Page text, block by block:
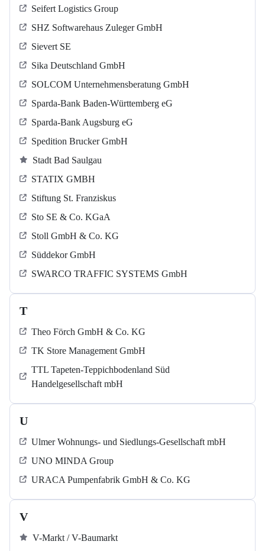
Seifert Logistics Group
SHZ Softwarehaus Zuleger GmbH
Sievert SE
Sika Deutschland GmbH
SOLCOM Unternehmensberatung GmbH
Sparda-Bank Baden-Württemberg eG
Sparda-Bank Augsburg eG
Spedition Brucker GmbH
Stadt Bad Saulgau
STATIX GMBH
Stiftung St. Franziskus
Sto SE & Co. KGaA
Stoll GmbH & Co. KG
Süddekor GmbH
SWARCO TRAFFIC SYSTEMS GmbH
T
Theo Förch GmbH & Co. KG
TK Store Management GmbH
TTL Tapeten-Teppichbodenland Süd
Handelgesellschaft mbH
U
Ulmer Wohnungs- und Siedlungs-Gesellschaft mbH
UNO MINDA Group
URACA Pumpenfabrik GmbH & Co. KG
V
V-Markt / V-Baumarkt